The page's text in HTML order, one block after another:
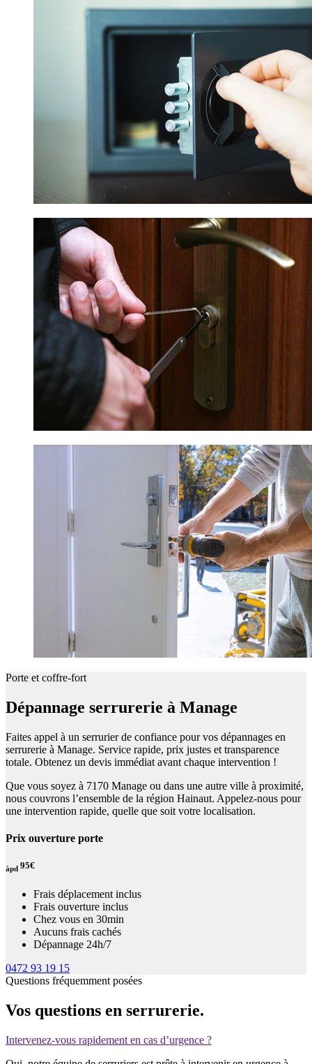
Porte et coffre-fort
Dépannage serrurerie à Manage
Faites appel à un serrurier de confiance pour vos dépannages en
serrurerie à Manage. Service rapide, prix justes et transparence
totale. Obtenez un devis immédiat avant chaque intervention !
Que vous soyez à 7170 Manage ou dans une autre ville à proximité,
nous couvrons l’ensemble de la région Hainaut. Appelez-nous pour
une intervention rapide, quelle que soit votre localisation.
Prix ouverture porte
àpd 95€
Frais déplacement inclus
Frais ouverture inclus
Chez vous en 30min
Aucuns frais cachés
Dépannage 24h/7
0472 93 19 15
Questions fréquemment posées
Vos questions en serrurerie.
Intervenez-vous rapidement en cas d’urgence ?